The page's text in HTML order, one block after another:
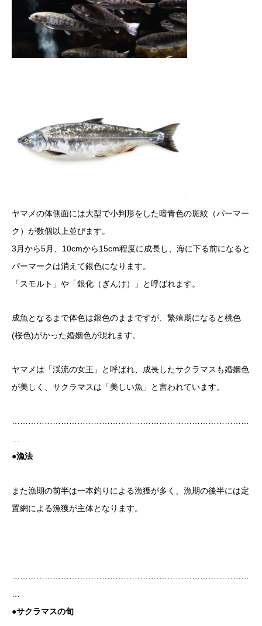
ヤマメの体側面には大型で小判形をした暗青色の斑紋（パーマー
ク）が数個以上並びます。
3月から5月、10cmから15cm程度に成長し、海に下る前になると
パーマークは消えて銀色になります。
「スモルト」や「銀化（ぎんけ）」と呼ばれます。
成魚となるまで体色は銀色のままですが、繁殖期になると桃色
(桜色)がかった婚姻色が現れます。
ヤマメは「渓流の女王」と呼ばれ、成長したサクラマスも婚姻色
が美しく、サクラマスは「美しい魚」と言われています。
●漁法
また漁期の前半は一本釣りによる漁獲が多く、漁期の後半には定
置網による漁獲が主体となります。
●サクラマスの旬